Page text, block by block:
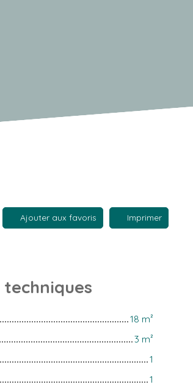
Ajouter aux favoris Imprimer
techniques
18 m²
3 m²
1
1